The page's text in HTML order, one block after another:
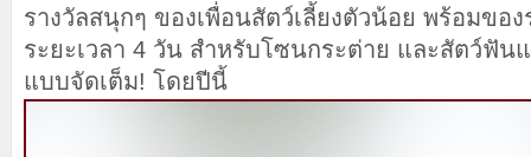
รางวัลสนุกๆ ของเพื่อนสัตว์เลี้ยงตัวน้อย พร้อมขอ
ระยะเวลา 4 วัน สำหรับโซนกระต่าย และสัตว์ฟัน
แบบจัดเต็ม! โดยปีนี้